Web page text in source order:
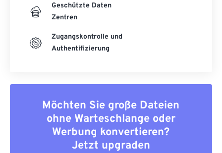
Geschützte Daten
Zentren
Zugangskontrolle und
Authentifizierung
Möchten Sie große Dateien
ohne Warteschlange oder
Werbung konvertieren?
Jetzt upgraden